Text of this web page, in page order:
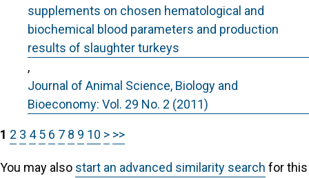
supplements on chosen hematological and
biochemical blood parameters and production
results of slaughter turkeys
,
Journal of Animal Science, Biology and
Bioeconomy: Vol. 29 No. 2 (2011)
1 2 3 4 5 6 7 8 9 10 > >>
You may also start an advanced similarity search for this